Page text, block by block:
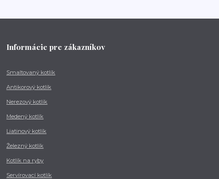
Informácie pre zákazníkov
Smaltovaný kotlík
Antikorový kotlík
Nerezový kotlík
Medený kotlík
Liatinový kotlík
Železný kotlík
Kotlík na ryby
Servírovací kotlík